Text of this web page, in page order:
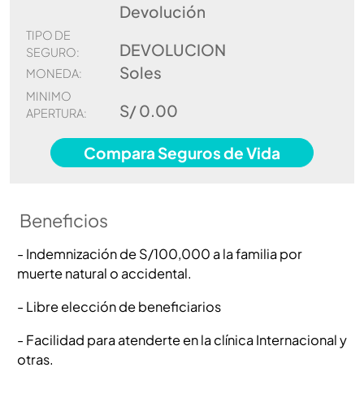
Devolución
TIPO DE
SEGURO:
DEVOLUCION
MONEDA: Soles
MINIMO
APERTURA:
S/ 0.00
Compara Seguros de Vida
Beneficios
- Indemnización de S/100,000 a la familia por
muerte natural o accidental.
- Libre elección de beneficiarios
- Facilidad para atenderte en la clínica Internacional y
otras.